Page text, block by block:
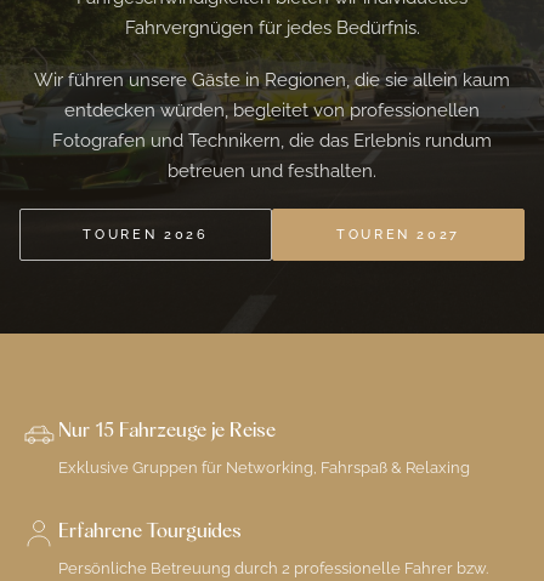
Fahrvergnügen für jedes Bedürfnis.
Wir führen unsere Gäste in Regionen, die sie allein kaum
entdecken würden, begleitet von professionellen
Fotografen und Technikern, die das Erlebnis rundum
betreuen und festhalten.
TOUREN 2026 TOUREN 2027
Nur 15 Fahrzeuge je Reise
Exklusive Gruppen für Networking, Fahrspaß & Relaxing
Erfahrene Tourguides
Persönliche Betreuung durch 2 professionelle Fahrer bzw.